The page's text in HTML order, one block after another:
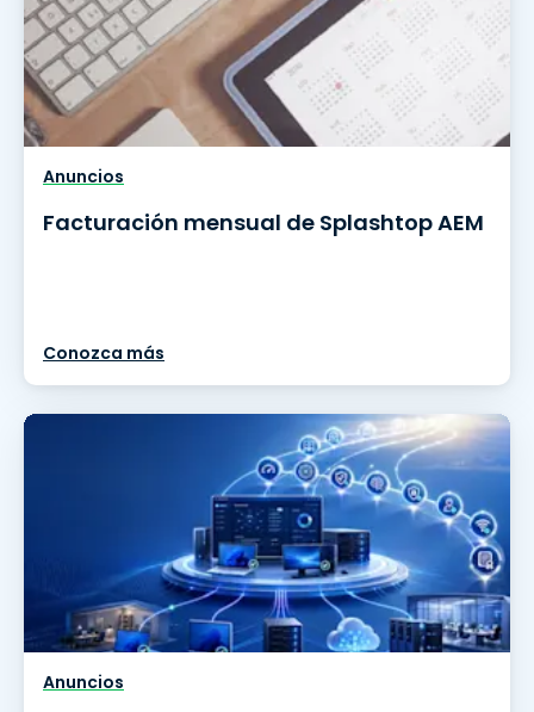
Anuncios
Facturación mensual de Splashtop AEM
Conozca más
Anuncios